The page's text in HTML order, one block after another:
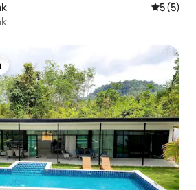
5 (5)